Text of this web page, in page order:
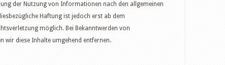
der Nutzung von Informationen nach den allgemeinen
Haftung ist jedoch erst ab dem
möglich. Bei Bekanntwerden von
wir diese Inhalte umgehend entfernen.